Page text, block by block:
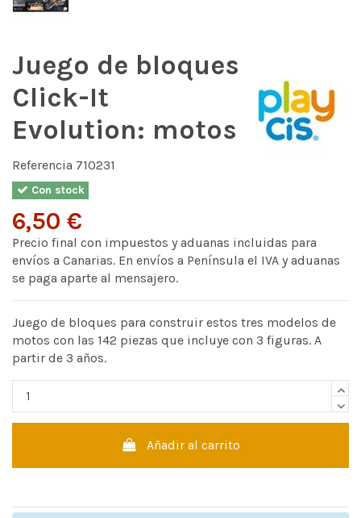
Juego de bloques
Click-It
Evolution: motos
Referencia 710231
Con stock
6,50 €
Precio final con impuestos y aduanas incluidas para
envíos a Canarias. En envíos a Península el IVA y aduanas
se paga aparte al mensajero.
Juego de bloques para construir estos tres modelos de
motos con las 142 piezas que incluye con 3 figuras. A
partir de 3 años.
Añadir al carrito